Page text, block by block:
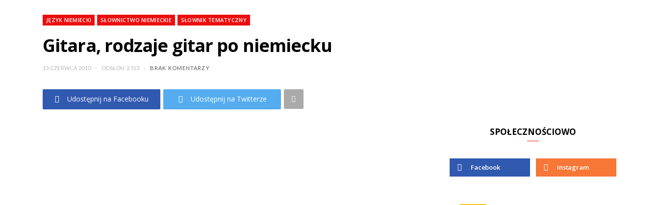
JĘZYK NIEMIECKI SŁOWNICTWO NIEMIECKIE SŁOWNIK TEMATYCZNY
Gitara, rodzaje gitar po niemiecku
13 CZERWCA 2010 ODSŁON: 2 513 BRAK KOMENTARZY
Udostępnij na Facebooku Udostępnij na Twitterze
SPOŁECZNOŚCIOWO
Facebook Instagram